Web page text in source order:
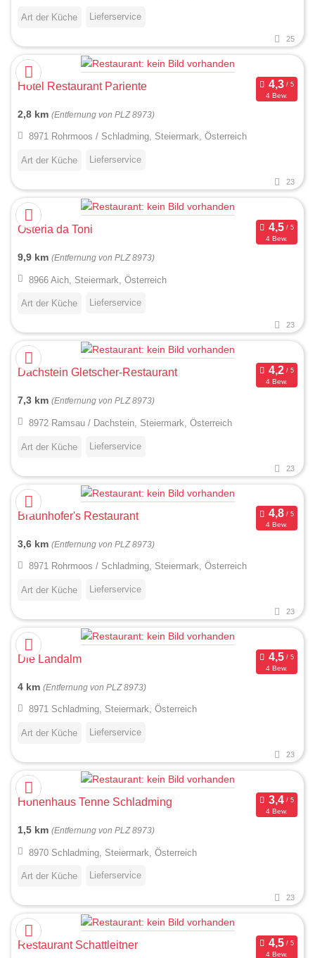
Art der Küche Lieferservice
25
Hotel Restaurant Pariente
4 Bew.
2,8 km (Entfernung von PLZ 8973)
8971 Rohrmoos / Schladming, Steiermark, Österreich
Art der Küche Lieferservice
23
Osteria da Toni
4 Bew.
9,9 km (Entfernung von PLZ 8973)
8966 Aich, Steiermark, Österreich
Art der Küche Lieferservice
23
Dachstein Gletscher-Restaurant
4 Bew.
7,3 km (Entfernung von PLZ 8973)
8972 Ramsau / Dachstein, Steiermark, Österreich
Art der Küche Lieferservice
23
Braunhofer's Restaurant
4 Bew.
3,6 km (Entfernung von PLZ 8973)
8971 Rohrmoos / Schladming, Steiermark, Österreich
Art der Küche Lieferservice
23
Die Landalm
4 Bew.
4 km (Entfernung von PLZ 8973)
8971 Schladming, Steiermark, Österreich
Art der Küche Lieferservice
23
Hohenhaus Tenne Schladming
4 Bew.
1,5 km (Entfernung von PLZ 8973)
8970 Schladming, Steiermark, Österreich
Art der Küche Lieferservice
23
Restaurant Schattleitner
4 Bew.